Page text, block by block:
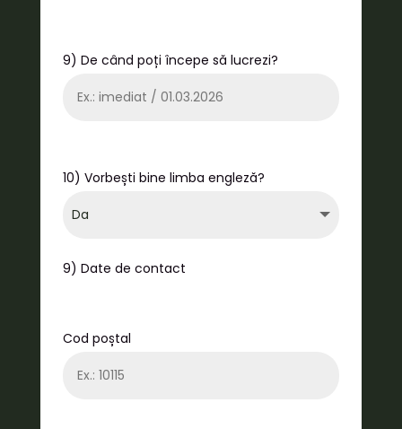
9) De când poți începe să lucrezi?
10) Vorbești bine limba engleză?
9) Date de contact
Cod poștal